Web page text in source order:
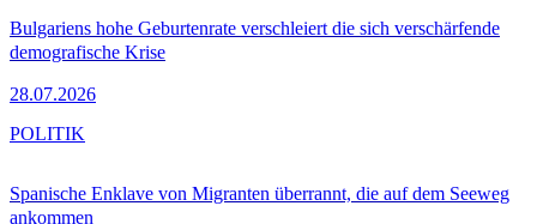
Bulgariens hohe Geburtenrate verschleiert die sich verschärfende
demografische Krise
28.07.2026
Spanische Enklave von Migranten überrannt, die auf dem Seeweg
ankommen
POLITIK